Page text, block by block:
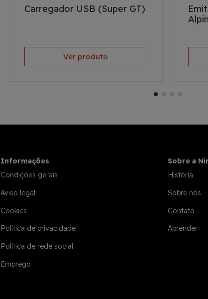
Carregador USB (Super GT)
Ver produto
Informações
Condições gerais
Aviso legal
Cookies
Política de privacidade
Política de rede social
Emprego
Sobre a
História
Sobre nós
Contato
Aprender